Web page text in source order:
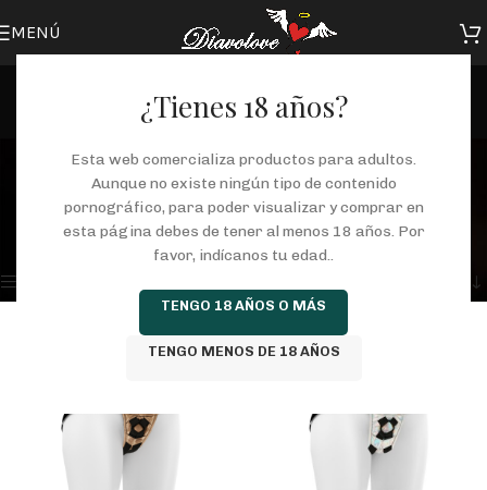
¿Tienes 18 años?
Esta web comercializa productos para adultos.
Aunque no existe ningún tipo de contenido
pornográfico, para poder visualizar y comprar en
esta página debes de tener al menos 18 años. Por
favor, indícanos tu edad..
TENGO 18 AÑOS O MÁS
TENGO MENOS DE 18 AÑOS
MENÚ
arnés
Categorías
Tienda/Productos etiquetados “arnés”
Mostrando los 4 resultados